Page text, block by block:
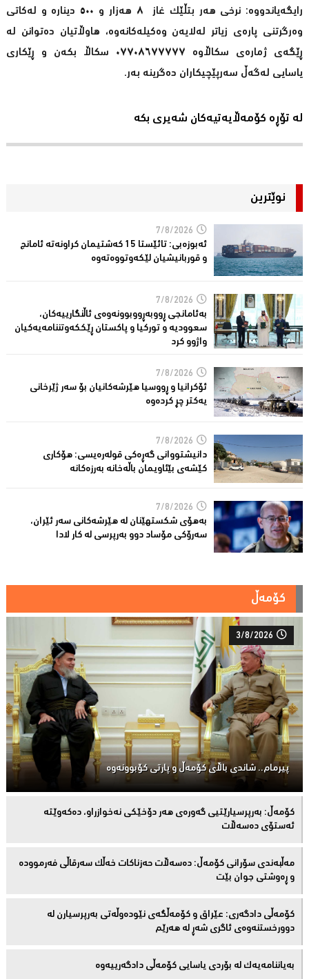
رایگەیاندووە: نرخی هەر بتڵێک غاز ٨ هەزار و ٥٠٠ دینارە و لەکاتی
وەرگرتنی پارەی زیاتر لەلایەن وەکیلەکانەوە، هاوڵاتیان دەتوانن لە
ڕێگەی ژمارەی سکاڵاوە ٠٧٧٠٨٦٧٧٧٧٧ سکاڵا بکەن و ڕێکاری
یاسایی لەگەڵ سەرپێچیکاران دەگرینە بەر.
لە تۆڕە کۆمەڵایەتیەکان شەیری بکە
نوێترین
7/8/2026
ئەبوزەبی: تائێستا 15 كەشتیمان كراونەتە ئامانج
و قوربانیشیان لێكەوتووەتەوە
7/8/2026
بەئامانجی ڕووبەڕووبوونەوەی ئاڵنگارییەكان،
سعوودیە و توركیا و پاكستان ڕێككەوتننامەیەکیان
واژوو كرد
7/8/2026
ئۆكرانیا و ڕووسیا هێرشەكانیان بۆ سەر ژێرخانی
یەكتر چڕ كردەوە
7/8/2026
دانیشتووانى گەڕەكی قولەرەیسی: هۆکارى
کێشەى بێئاویمان باڵەخانە بەرزەكانە
7/8/2026
بەهۆى شکستهێنان لە هێرشەکانى سەر ئێران،
سەرۆكی مۆساد دوو بەرپرسی لە كار لادا
کۆمەڵ
3/8/2026
پیرمام.. شاندی باڵای كۆمه‌ڵ و پارتی كۆبوونه‌وه‌
كۆمەڵ: بەرپرسیارێتیی گەورەی هەر دۆخێکی نەخوازراو، دەكەوێتە
ئەستۆی دەسەڵات
مەڵبەندى سۆرانى کۆمەڵ: دەسەڵات حەزناکات خەڵک سەرقاڵى فەرموودە
و ڕەوشتى جوان بێت
کۆمەڵى دادگەرى: عێراق و كۆمەڵگەی نێودەوڵەتی بەرپرسیارن لە
دوورخستنەوەى ئاگری شەڕ لە هەرێم
بەیاننامەیەک لە بۆردی یاسایی کۆمەڵی دادگەرییەوە